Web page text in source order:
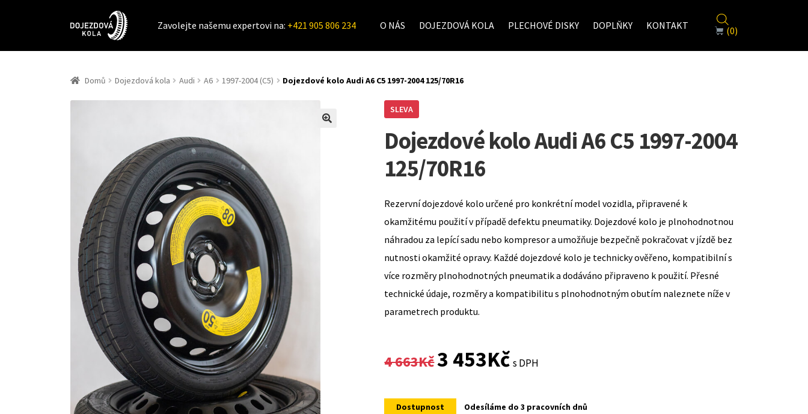
Zavolejte našemu expertovi na: +421 905 806 234 O NÁS DOJEZDOVÁ KOLA PLECHOVÉ DISKY DOPLŇKY KONTAKT (0)
Domů Dojezdová kola Audi A6 1997-2004 (C5) Dojezdové kolo Audi A6 C5 1997-2004 125/70R16
SLEVA
Dojezdové kolo Audi A6 C5 1997-2004
125/70R16
Rezervní dojezdové kolo určené pro konkrétní model vozidla, připravené k
okamžitému použití v případě defektu pneumatiky. Dojezdové kolo je plnohodnotnou
náhradou za lepící sadu nebo kompresor a umožňuje bezpečně pokračovat v jízdě bez
nutnosti okamžité opravy. Každé dojezdové kolo je technicky ověřeno, kompatibilní s
více rozměry plnohodnotných pneumatik a dodáváno připraveno k použití. Přesné
technické údaje, rozměry a kompatibilitu s plnohodnotným obutím naleznete níže v
parametrech produktu.
4 663Kč
Original
was:
3 453KčCurrent
is:
s DPH
Dostupnost Odesíláme do 3 pracovních dnů